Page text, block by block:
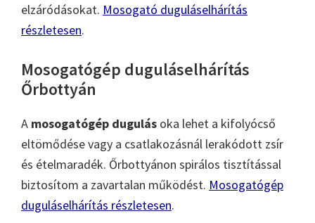
elzáródásokat. Mosogató duguláselhárítás
részletesen.
Mosogatógép duguláselhárítás
Őrbottyán
A mosogatógép dugulás oka lehet a kifolyócső
eltömődése vagy a csatlakozásnál lerakódott zsír
és ételmaradék. Őrbottyánon spirálos tisztítással
biztosítom a zavartalan működést. Mosogatógép
duguláselhárítás részletesen.